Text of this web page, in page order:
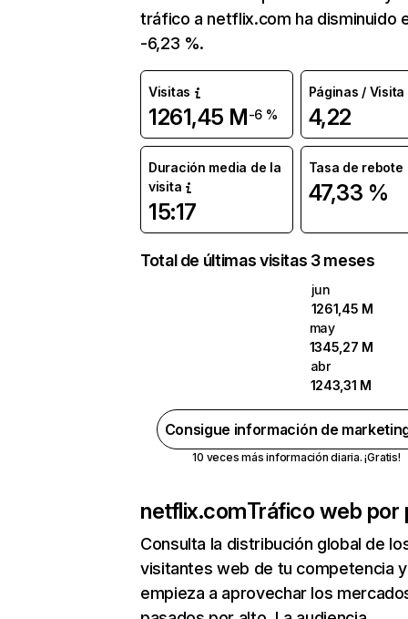
tráfico a netflix.com ha disminuido
-6,23 %.
Visitas
1261,45 M-6 %
Páginas / Visita
4,22
Duración media de la
visita
15:17
Tasa de rebote
47,33 %
Total de últimas visitas 3 meses
jun
1261,45 M
may
1345,27 M
abr
1243,31 M
Consigue información de
10 veces más información diaria. ¡Gratis!
netflix.comTráfico web por
Consulta la distribución global de
visitantes web de tu competencia y
empieza a aprovechar los